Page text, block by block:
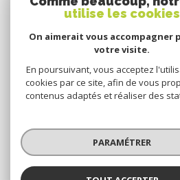
Cookies
© 2026 | Tous droits réservés
Réalisé par
utilise les cookies
On aimerait vous accompagner
votre visite.
En poursuivant, vous acceptez
cookies par ce site, afin de vous
contenus adaptés et réaliser des
PARAMÉTRER